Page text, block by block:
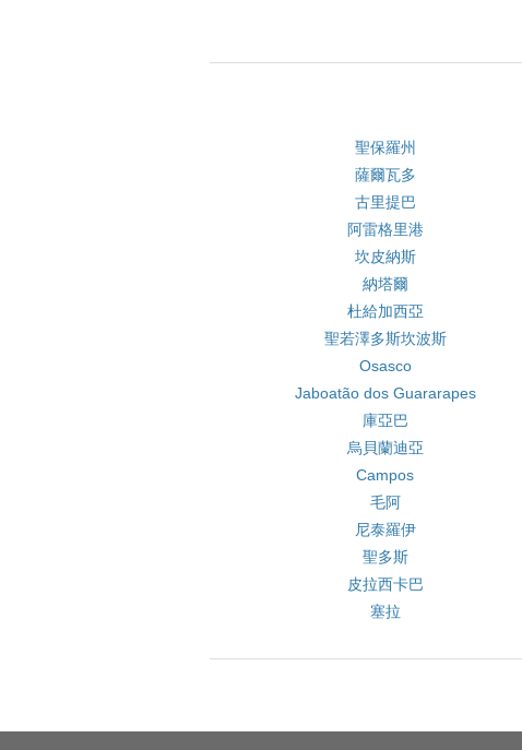
聖保羅州
薩爾瓦多
古里提巴
阿雷格里港
坎皮納斯
納塔爾
杜給加西亞
聖若澤多斯坎波斯
Osasco
Jaboatão dos Guararapes
庫亞巴
烏貝蘭迪亞
Campos
毛阿
尼泰羅伊
聖多斯
皮拉西卡巴
塞拉